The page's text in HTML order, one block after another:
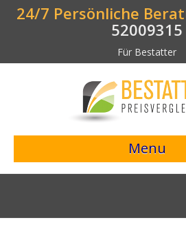
24/7 Persönliche
52009315
Für Bestatter
Menu
> Preisvergleich